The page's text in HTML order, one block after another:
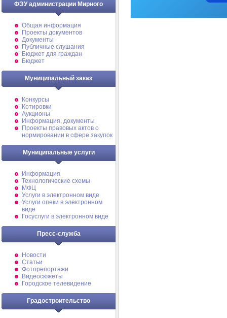
ФЭУ администрации Мирного
Общая информация
Проекты документов
Документы
Публичные слушания
Бюджет для граждан
Бюджет
Муниципальный заказ
Конкурсы
Котировки
Аукционы
Информация, документы
Проекты правовых актов о
нормировании в сфере закупок
Муниципальные услуги
Информация
Технологические схемы
МФЦ
Услуги в электронном виде
Услуги опеки в электронном
виде
Госуслуги в электронном виде
Пресс-служба
Новости
Статьи
Фоторепортажи
Видеосюжеты
Городское телевидение
Градостроительство